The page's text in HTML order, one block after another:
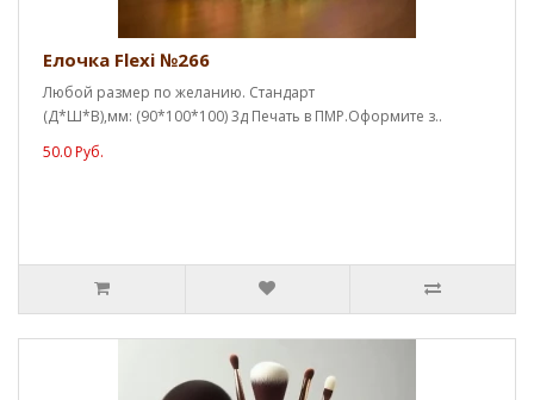
Елочка Flexi №266
Любой размер по желанию. Стандарт
(Д*Ш*В),мм: (90*100*100) 3д Печать в ПМР.Оформите з..
50.0 Руб.